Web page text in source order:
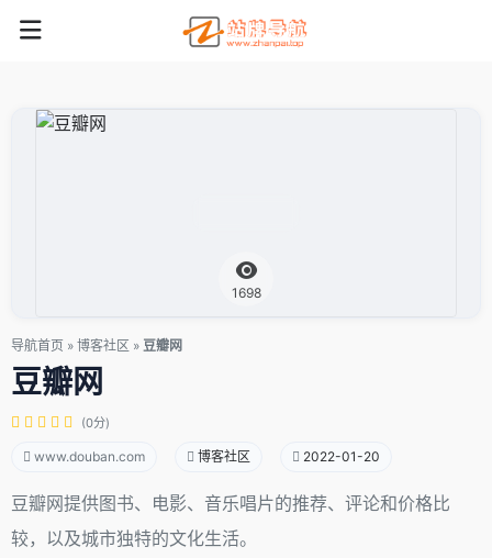
1698
导航首页 » 博客社区 » 豆瓣网
豆瓣网
(0分)
www.douban.com 博客社区 2022-01-20
豆瓣网提供图书、电影、音乐唱片的推荐、评论和价格比
较，以及城市独特的文化生活。